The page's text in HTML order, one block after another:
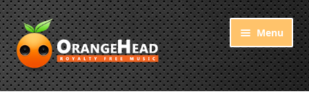
Skip
to
navigation
Skip
to
content
Menu
Royalty Free Music